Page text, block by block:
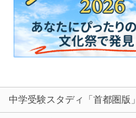
中学受験スタディ「首都圏版」